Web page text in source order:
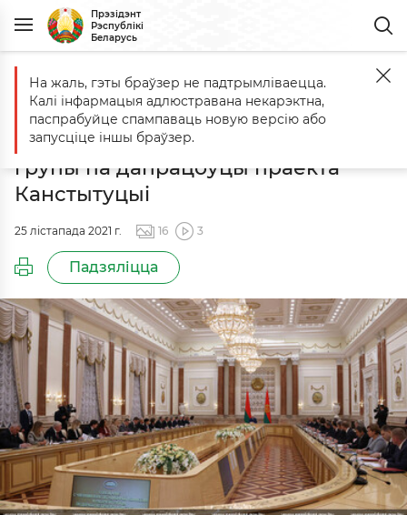
Прэзідэнт
Рэспублікі
Беларусь
Галоўная Падзеі Сумеснае пасяджэнне Канстытуцыйнай
Сумеснае пасяджэнне
Канстытуцыйнай камісіі і рабочай
групы па дапрацоўцы праекта
Канстытуцыі
25 лістапада 2021 г. 16 3
Падзяліцца
На жаль, гэты браўзер не падтрымліваецца.
Калі інфармацыя адлюстравана некарэктна,
паспрабуйце спампаваць новую версію або
запусціце іншы браўзер.